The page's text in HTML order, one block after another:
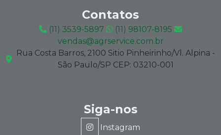
Contatos
(11) 3539-5897
(11) 98107-8195
vendas@agrservice.com.br
Rua Costa Barros, 2100 Sitio Pinheirinho/Vl. Alpina -
São Paulo/SP CEP: 03210-001
Siga-nos
Instagram